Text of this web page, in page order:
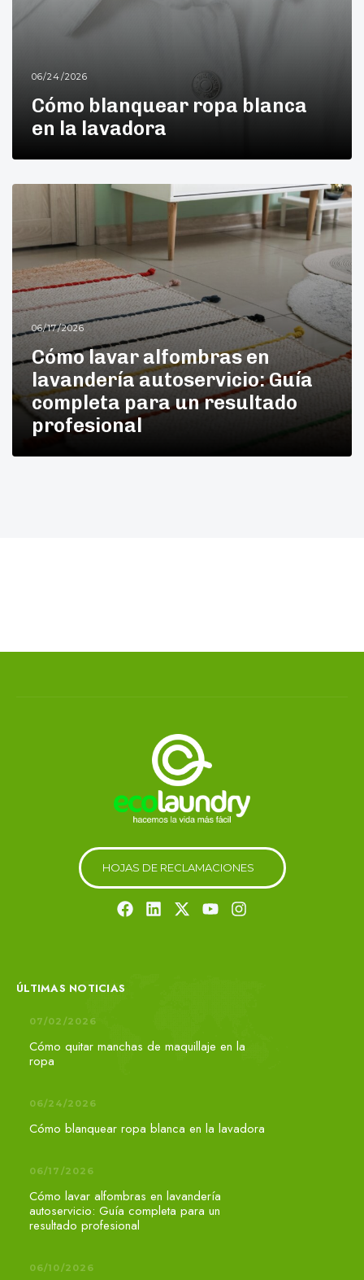
06/24/2026
Cómo blanquear ropa blanca
en la lavadora
06/17/2026
Cómo lavar alfombras en
lavandería autoservicio: Guía
completa para un resultado
profesional
HOJAS DE RECL AMACIONES
ÚLTIMAS NOTICIAS
07/02/2026
Cómo quitar manchas de maquillaje en la
ropa
06/24/2026
Cómo blanquear ropa blanca en la lavadora
06/17/2026
Cómo lavar alfombras en lavandería
autoservicio: Guía completa para un
resultado profesional
06/10/2026